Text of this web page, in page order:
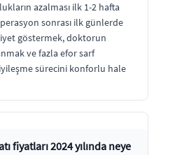
azalması ilk 1-2 hafta
sonrası ilk günlerde
göstermek, doktorun
ve fazla efor sarf
sürecini konforlu hale
fiyatları 2024 yılında neye